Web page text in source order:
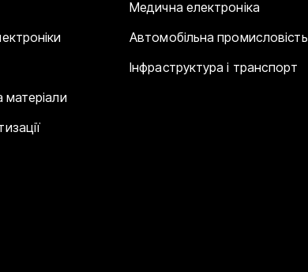
матеріали
Медична електроніка
Автомобільна промисловість
Інфраструктура і транспорт